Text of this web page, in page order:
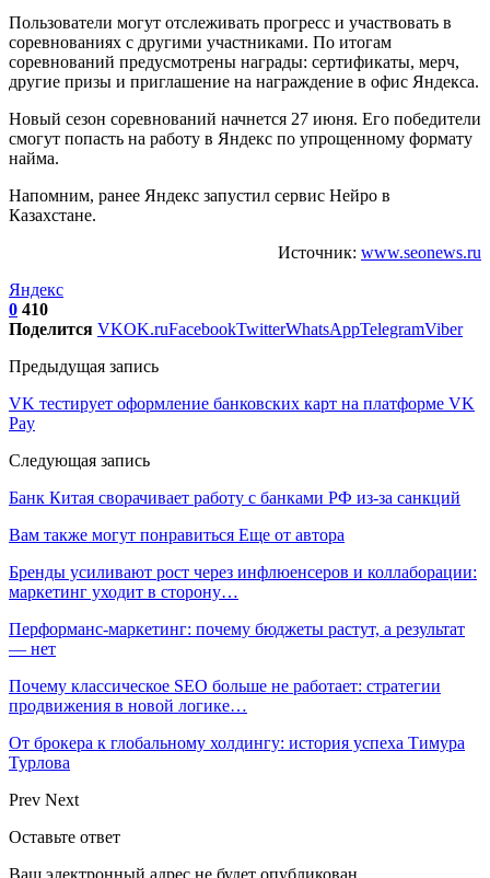
Пользователи могут отслеживать прогресс и участвовать в
соревнованиях с другими участниками. По итогам
соревнований предусмотрены награды: сертификаты, мерч,
другие призы и приглашение на награждение в офис Яндекса.
Новый сезон соревнований начнется 27 июня. Его победители
смогут попасть на работу в Яндекс по упрощенному формату
найма.
Напомним, ранее Яндекс запустил сервис Нейро в
Казахстане.
Источник: www.seonews.ru
Яндекс
0 410
Поделится VKOK.ruFacebookTwitterWhatsAppTelegramViber
Предыдущая запись
VK тестирует оформление банковских карт на платформе VK
Pay
Следующая запись
Банк Китая сворачивает работу с банками РФ из-за санкций
Вам также могут понравиться Еще от автора
Бренды усиливают рост через инфлюенсеров и коллаборации:
маркетинг уходит в сторону…
Перформанс-маркетинг: почему бюджеты растут, а результат
— нет
Почему классическое SEO больше не работает: стратегии
продвижения в новой логике…
От брокера к глобальному холдингу: история успеха Тимура
Турлова
Prev Next
Оставьте ответ
Ваш электронный адрес не будет опубликован.